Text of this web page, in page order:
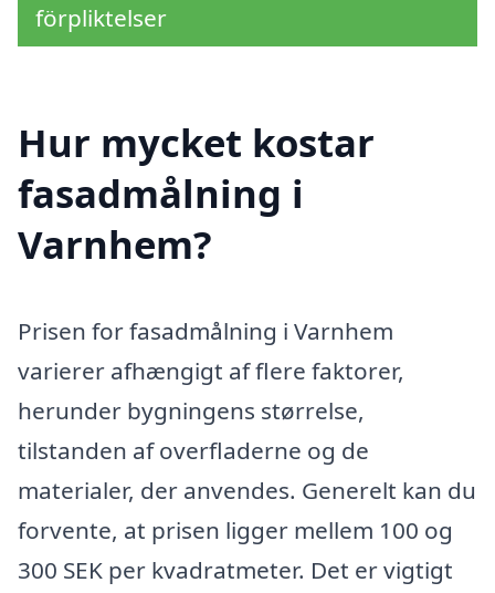
förpliktelser
Hur mycket kostar
fasadmålning i
Varnhem?
Prisen for fasadmålning i Varnhem
varierer afhængigt af flere faktorer,
herunder bygningens størrelse,
tilstanden af overfladerne og de
materialer, der anvendes. Generelt kan du
forvente, at prisen ligger mellem 100 og
300 SEK per kvadratmeter. Det er vigtigt